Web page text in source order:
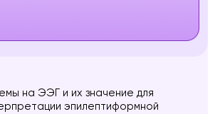
на ЭЭГ и их значение для
эпилептиформной